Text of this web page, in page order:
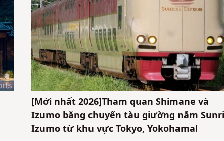
[Mới nhất 2026]Tham quan Shimane và
Izumo bằng chuyến tàu giường nằm
Izumo từ khu vực Tokyo, Yokohama!